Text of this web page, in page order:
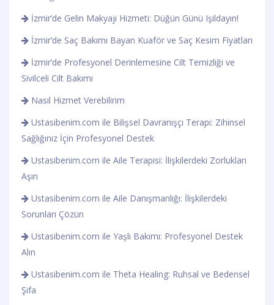
İzmir’de Gelin Makyajı Hizmeti: Düğün Günü Işıldayın!
İzmir’de Saç Bakımı Bayan Kuaför ve Saç Kesim Fiyatları
İzmir’de Profesyonel Derinlemesine Cilt Temizliği ve
Sivilceli Cilt Bakımı
Nasıl Hizmet Verebilirim
Ustasibenim.com ile Bilişsel Davranışçı Terapi: Zihinsel
Sağlığınız İçin Profesyonel Destek
Ustasibenim.com ile Aile Terapisi: İlişkilerdeki Zorlukları
Aşın
Ustasibenim.com ile Aile Danışmanlığı: İlişkilerdeki
Sorunları Çözün
Ustasibenim.com ile Yaşlı Bakımı: Profesyonel Destek
Alın
Ustasibenim.com ile Theta Healing: Ruhsal ve Bedensel
Şifa